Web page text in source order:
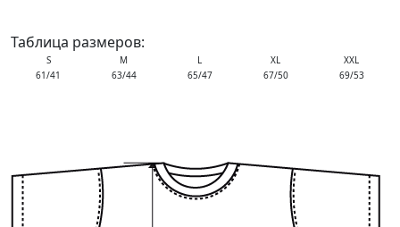
Таблица размеров:
S M L XL
XXL
61/41
63/44 65/47 67/50 69/53